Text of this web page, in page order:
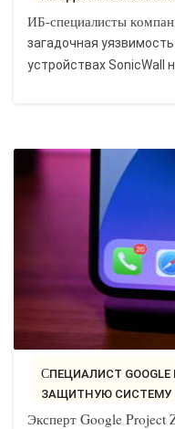
ИБ-специалисты
загадочная
устройствах SonicWall
СПЕЦИАЛИСТ GOOGLE НАШЕЛ В IOS НОВУЮ
ЗАЩИТНУЮ СИСТЕМУ
Эксперт Google Project